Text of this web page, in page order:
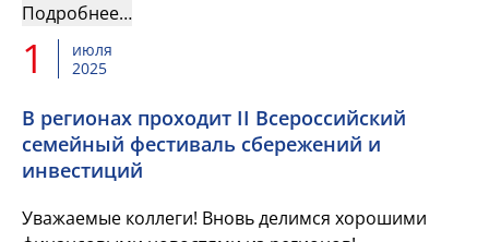
Подробнее…
1
июля
2025
В регионах проходит II Всероссийский
семейный фестиваль сбережений и
инвестиций
Уважаемые коллеги! Вновь делимся хорошими